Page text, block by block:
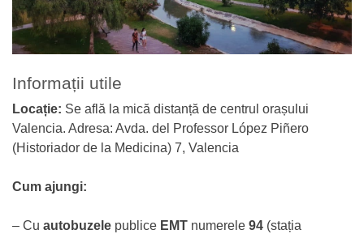
Informații utile
Locație: Se află la mică distanță de centrul orașului
Valencia. Adresa: Avda. del Professor López Piñero
(Historiador de la Medicina) 7, Valencia
Cum ajungi:
– Cu autobuzele publice EMT numerele 94 (stația